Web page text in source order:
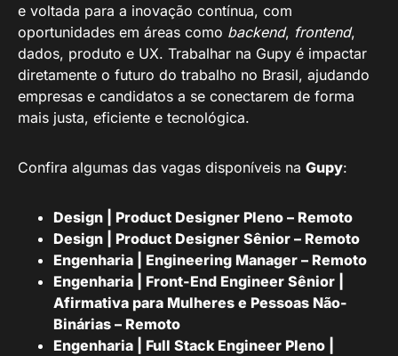
e voltada para a inovação contínua, com
oportunidades em áreas como backend, frontend,
dados, produto e UX. Trabalhar na Gupy é impactar
diretamente o futuro do trabalho no Brasil, ajudando
empresas e candidatos a se conectarem de forma
mais justa, eficiente e tecnológica.
Confira algumas das vagas disponíveis na Gupy:
Design | Product Designer Pleno – Remoto
Design | Product Designer Sênior – Remoto
Engenharia | Engineering Manager – Remoto
Engenharia | Front-End Engineer Sênior |
Afirmativa para Mulheres e Pessoas Não-
Binárias – Remoto
Engenharia | Full Stack Engineer Pleno |